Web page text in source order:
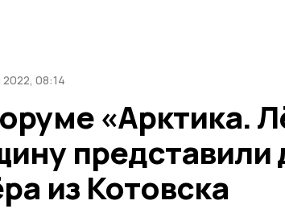
08:14
«Арктика.
представили
из Котовска